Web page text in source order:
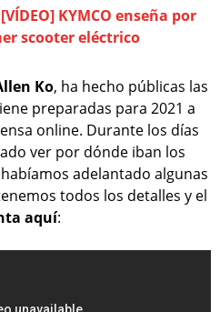
[VÍDEO] KYMCO enseña por
scooter eléctrico
Ko, ha hecho públicas las
preparadas para 2021 a
online. Durante los días
ver por dónde iban los
adelantado algunas
todos los detalles y el
aquí: